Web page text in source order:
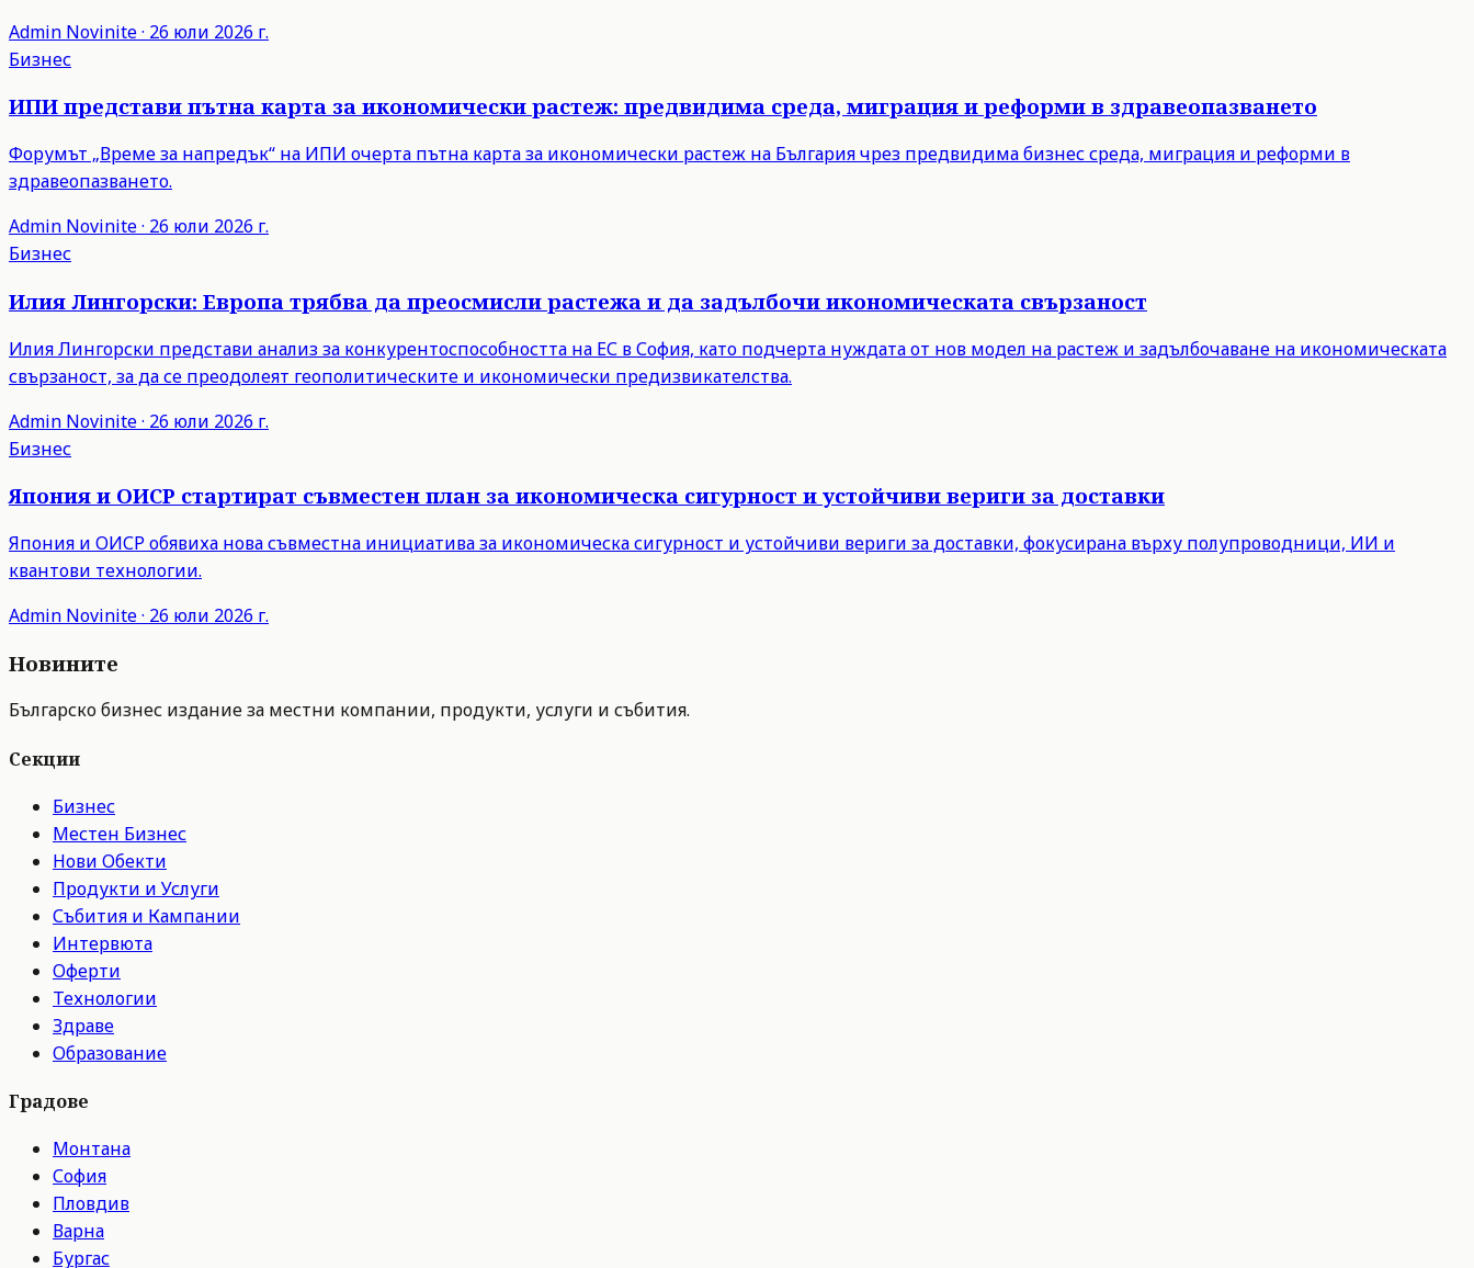
Admin Novinite· 26 юли 2026 г.
Бизнес
ИПИ представи пътна карта за икономически растеж: предвидима среда, миграция и реформи в здравеопазването
Форумът „Време за напредък“ на ИПИ очерта пътна карта за икономически растеж на България чрез предвидима бизнес среда, миграция и реформи в
здравеопазването.
Admin Novinite· 26 юли 2026 г.
Бизнес
Илия Лингорски: Европа трябва да преосмисли растежа и да задълбочи икономическата свързаност
Илия Лингорски представи анализ за конкурентоспособността на ЕС в София, като подчерта нуждата от нов модел на растеж и задълбочаване на икономическата
свързаност, за да се преодолеят геополитическите и икономически предизвикателства.
Admin Novinite· 26 юли 2026 г.
Бизнес
Япония и ОИСР стартират съвместен план за икономическа сигурност и устойчиви вериги за доставки
Япония и ОИСР обявиха нова съвместна инициатива за икономическа сигурност и устойчиви вериги за доставки, фокусирана върху полупроводници, ИИ и
квантови технологии.
Admin Novinite· 26 юли 2026 г.
Новините
Българско бизнес издание за местни компании, продукти, услуги и събития.
Секции
Бизнес
Местен Бизнес
Нови Обекти
Продукти и Услуги
Събития и Кампании
Интервюта
Оферти
Технологии
Здраве
Образование
Градове
Монтана
София
Пловдив
Варна
Бургас